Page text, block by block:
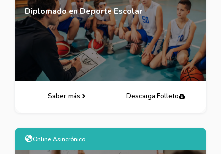
Diplomado en Deporte Escolar
Saber más Descarga Folleto
Online Asincrónico